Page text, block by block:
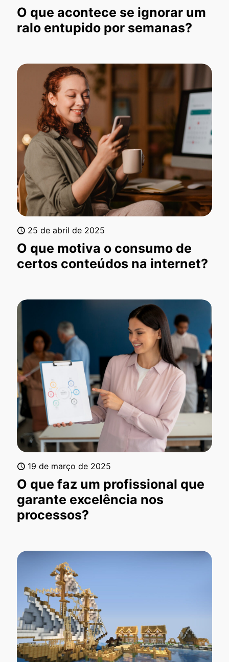
O que acontece se ignorar um
ralo entupido por semanas?
25 de abril de 2025
O que motiva o consumo de
certos conteúdos na internet?
19 de março de 2025
O que faz um profissional que
garante excelência nos
processos?